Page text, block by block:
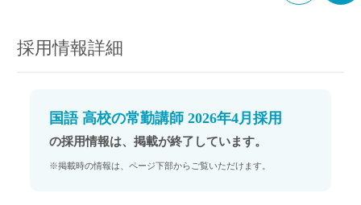
採用情報詳細
国語 高校の常勤講師 2026年4月採用
の採用情報は、掲載が終了しています。
※掲載時の情報は、ページ下部からご覧いただけます。